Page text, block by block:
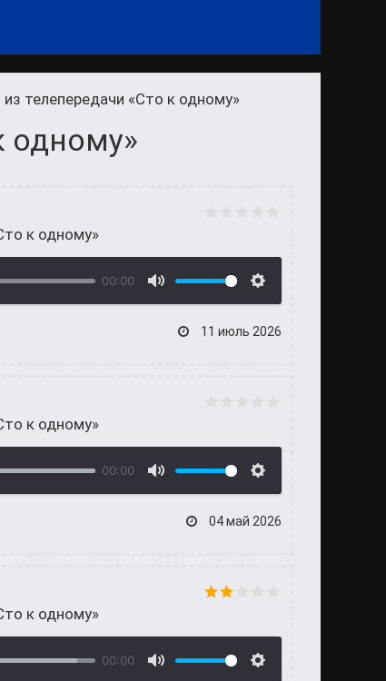
из телепередачи «Сто к одному»
одному»
к одному»
00:00
11 июль 2026
к одному»
00:00
04 май 2026
к одному»
00:00